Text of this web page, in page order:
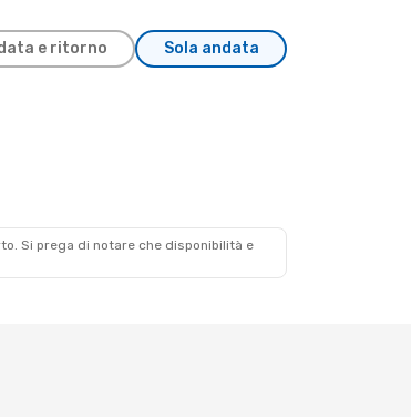
e ritorno Sola andata
Si prega di notare che disponibilità e